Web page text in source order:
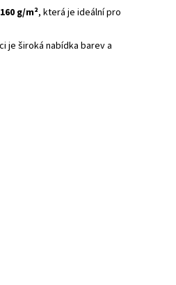
160 g/m², která je ideální pro
je široká nabídka barev a